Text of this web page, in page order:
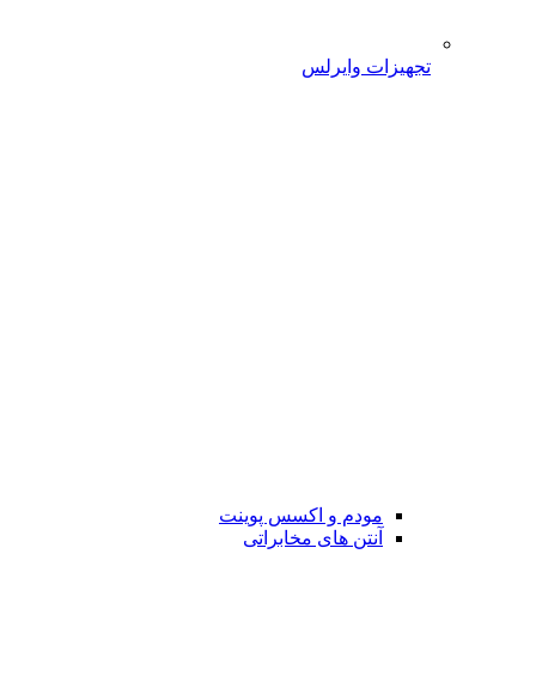
تجهیزات وایرلس
مودم و اکسس پوینت
آنتن های مخابراتی